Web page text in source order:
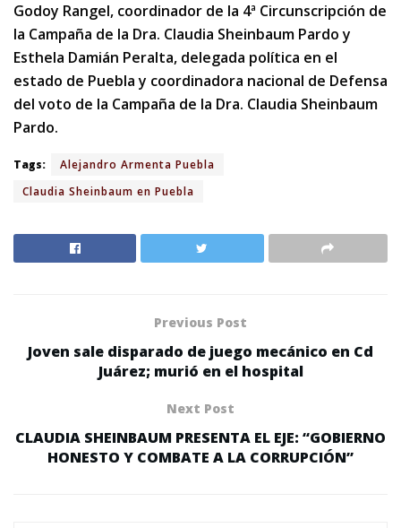
Godoy Rangel, coordinador de la 4ª Circunscripción de
la Campaña de la Dra. Claudia Sheinbaum Pardo y
Esthela Damián Peralta, delegada política en el
estado de Puebla y coordinadora nacional de Defensa
del voto de la Campaña de la Dra. Claudia Sheinbaum
Pardo.
Tags:
Alejandro Armenta Puebla
Claudia Sheinbaum en Puebla
Previous Post
Joven sale disparado de juego mecánico en Cd
Juárez; murió en el hospital
Next Post
CLAUDIA SHEINBAUM PRESENTA EL EJE: “GOBIERNO
HONESTO Y COMBATE A LA CORRUPCIÓN”